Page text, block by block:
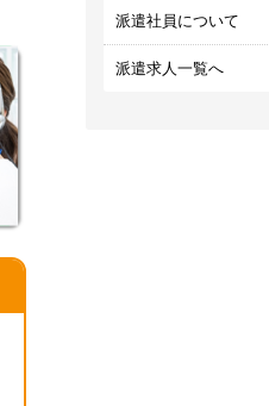
派遣社員について
派遣求人一覧へ